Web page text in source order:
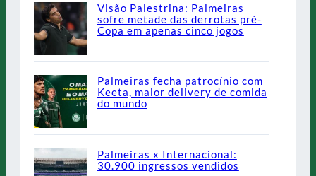
Visão Palestrina: Palmeiras
sofre metade das derrotas pré-
Copa em apenas cinco jogos
Palmeiras fecha patrocínio com
Keeta, maior delivery de comida
do mundo
Palmeiras x Internacional:
30.900 ingressos vendidos